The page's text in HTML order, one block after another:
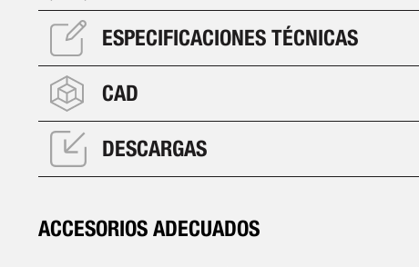
ESPECIFICACIONES TÉCNICAS
CAD
DESCARGAS
ACCESORIOS ADECUADOS